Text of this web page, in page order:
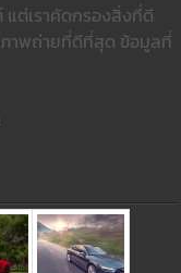
แต่เราคัดกรองสิ่งที่ดี
ภาพถ่ายที่ดีที่สุด ข้อมูลที่